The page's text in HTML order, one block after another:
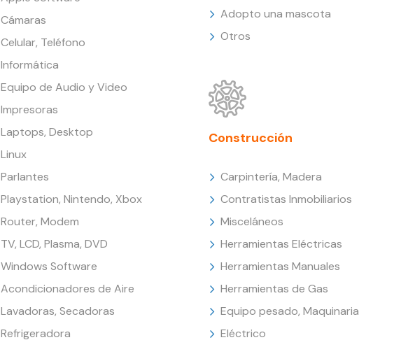
Cámaras
Celular, Teléfono
Informática
Equipo de Audio y Video
Impresoras
Laptops, Desktop
Linux
Parlantes
Playstation, Nintendo, Xbox
Router, Modem
TV, LCD, Plasma, DVD
Windows Software
Acondicionadores de Aire
Lavadoras, Secadoras
Refrigeradora
Adopto una mascota
Otros
Construcción
Carpintería, Madera
Contratistas Inmobiliarios
Misceláneos
Herramientas Eléctricas
Herramientas Manuales
Herramientas de Gas
Equipo pesado, Maquinaria
Eléctrico